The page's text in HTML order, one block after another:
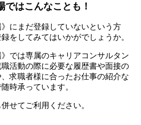
ではこんなことも！
》にまだ登録していないという方
をしてみてはいかがでしょうか。
》では専属のキャリアコンサルタン
職活動の際に必要な履歴書や面接の
求職者様に合ったお仕事の紹介な
時承っています。
せてご利用ください。